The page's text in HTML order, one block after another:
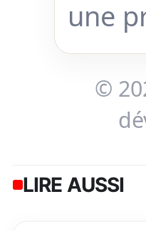
une
©
LIRE AUSSI